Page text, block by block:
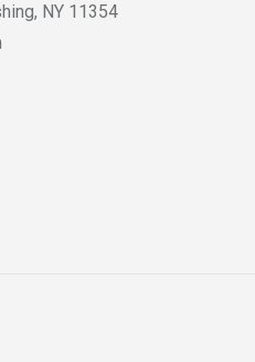
NY 11354